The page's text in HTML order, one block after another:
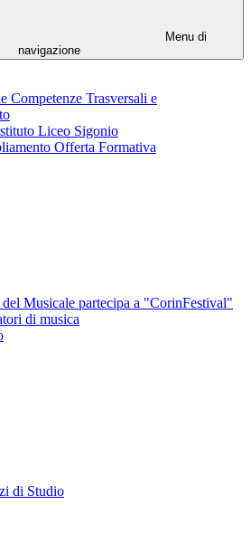
Menu di
navigazione
Competenze Trasversali e
Liceo Sigonio
Offerta Formativa
Musicale partecipa a "CorinFestival"
di musica
di Studio